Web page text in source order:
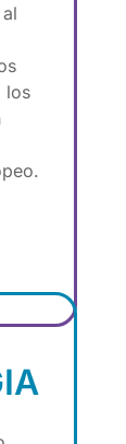
los